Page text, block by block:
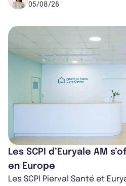
05/08/26
Les SCPI d’Euryale AM
en Europe
Les SCPI Pierval Santé et